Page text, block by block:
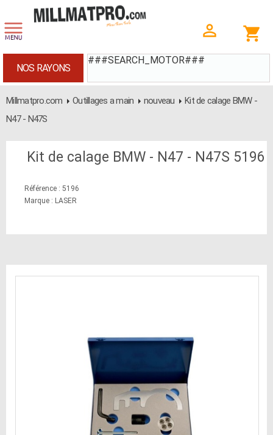
###SEARCH_MOTOR###
NOS RAYONS
Millmatpro.com Outillages a main nouveau
Kit de calage BMW -
N47 - N47S
Kit de calage BMW - N47 - N47S 5196
Référence : 5196
Marque : LASER